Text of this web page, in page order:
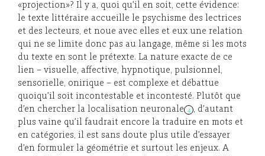
«projection»? Il y a, quoi qu’il en soit, cette évidence:
le texte littéraire accueille le psychisme des lectrices
et des lecteurs, et noue avec elles et eux une relation
qui ne se limite donc pas au langage, même si les mots
du texte en sont le prétexte. La nature exacte de ce
lien – visuelle, affective, hypnotique, pulsionnel,
sensorielle, onirique – est complexe et débattue
quoiqu’il soit incontestable et incontesté. Plutôt que
d’en chercher la localisation neuronale
4
, d’autant
plus vaine qu’il faudrait encore la traduire en mots et
en catégories, il est sans doute plus utile d’essayer
d’en formuler la géométrie et surtout les enjeux. A